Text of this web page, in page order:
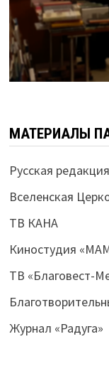
МАТЕРИАЛЫ
Русская
Вселенская
ТВ КАНА
Киностудия
ТВ «Благовест-
Журнал «Радуга»